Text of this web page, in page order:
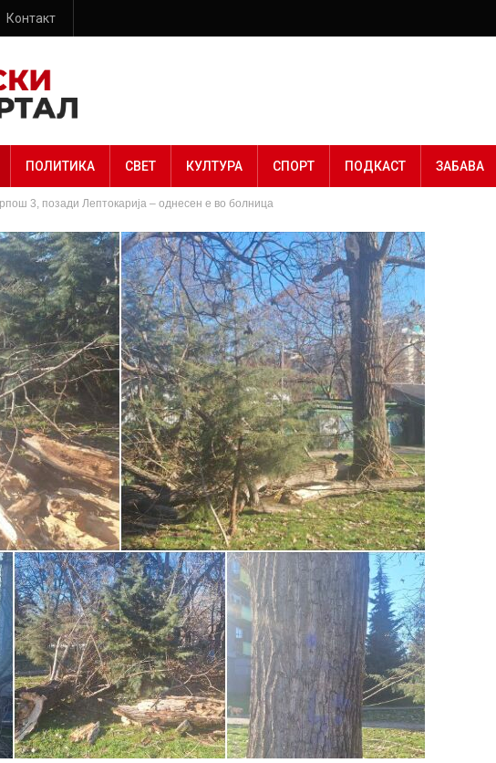
Контакт
ПОЛИТИКА СВЕТ КУЛТУРА СПОРТ ПОДКАСТ ЗАБАВА
3, позади Лептокарија – однесен е во болница